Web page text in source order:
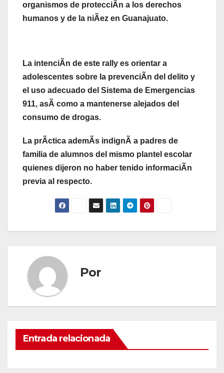
organismos de protecciÃn a los derechos
humanos y de la niÃez en Guanajuato.
La intenciÃn de este rally es orientar a
adolescentes sobre la prevenciÃn del delito y
el uso adecuado del Sistema de Emergencias
911, asÃ como a mantenerse alejados del
consumo de drogas.
La prÃctica ademÃs indignÃ a padres de
familia de alumnos del mismo plantel escolar
quienes dijeron no haber tenido informaciÃn
previa al respecto.
Por
Entrada relacionada